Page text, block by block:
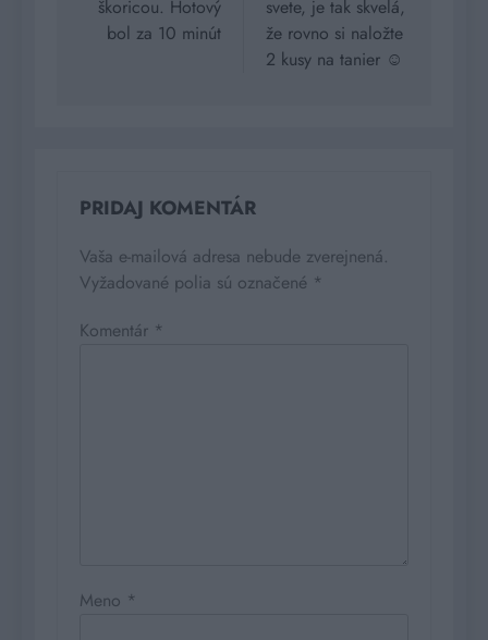
škoricou. Hotový
bol za 10 minút
svete, je tak skvelá,
že rovno si naložte
2 kusy na tanier ☺
PRIDAJ KOMENTÁR
Vaša e-mailová adresa nebude zverejnená.
Vyžadované polia sú označené *
Komentár *
Meno *